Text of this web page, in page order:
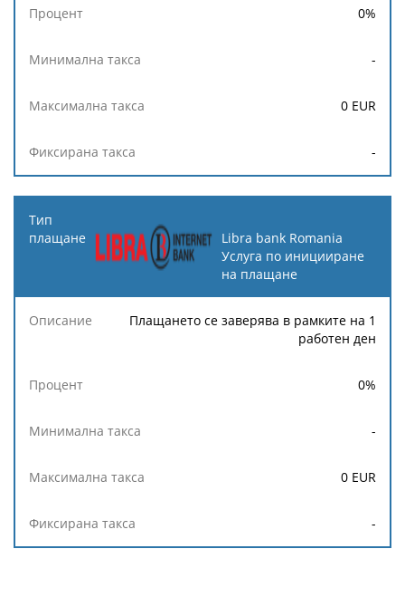
0%
-
0 EUR
-
Libra bank Romania
Услуга по иницииране
на плащане
Плащането се заверява в рамките на 1
работен ден
0%
-
0 EUR
-